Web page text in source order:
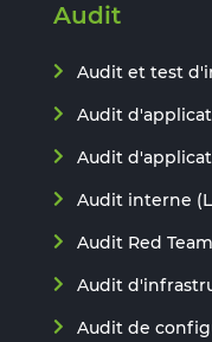
Audit
Audit et test
Audit
Audit
Audit interne
Audit Red Team
Audit
Audit de